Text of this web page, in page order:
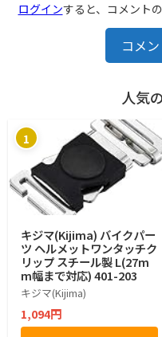
ログインすると、コメント
コメ
人気
1
キジマ(Kijima) バイクパー
ツ ヘルメットワンタッチク
リップ スチール製 L(27m
m幅まで対応) 401-203
キジマ(Kijima)
1,094円